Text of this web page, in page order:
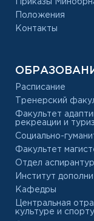
Приказы
Положения
Контакты
Расписание
Тренерский
Факультет
рекреации и
Социально-
Факультет
Отдел
Институт
Кафедры
Центральная
культуре и спорту